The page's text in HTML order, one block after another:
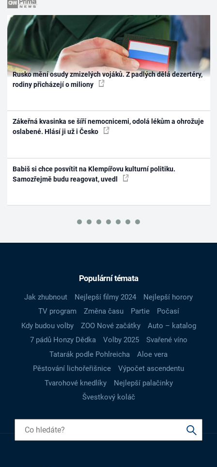
Rusko mění osudy zmizelých vojáků. Z padlých dělá dezertéry,
rodiny přicházejí o miliony
Zákeřná kvasinka se šíří nemocnicemi, odolá lékům a ohrožuje
oslabené. Hlásí ji už i Česko
Babiš si chce posvítit na Klempířovu kulturní politiku.
Samozřejmě budu reagovat, uvedl
Populární témata
Jak zhubnout Nejlepší filmy 2024
Nejlepší horory
TV program
Změna času Partie
Počasí
Kdy budou volby
ZOO Nové začátky
Auto – katalog
7 pádů Honzy Dědka
Volby 2025
Svařené víno
Tatarák podle Pohlreicha
Aloe vera
Pěstování lichořeřišnice
Výpočet ascendentu
Tvarohové knedlíky
Nejlepší palačinky
Švestkový koláč